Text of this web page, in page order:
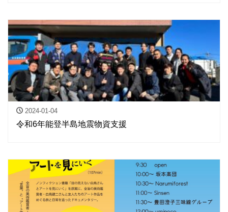
2024-01-04
令和6年能登半島地震物資支援